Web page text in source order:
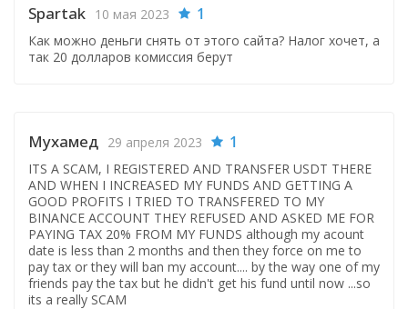
Spartak 10 мая 2023 1
Как можно деньги снять от этого сайта? Налог хочет, а
так 20 долларов комиссия берут
Мухамед 29 апреля 2023 1
ITS A SCAM, I REGISTERED AND TRANSFER USDT THERE
AND WHEN I INCREASED MY FUNDS AND GETTING A
GOOD PROFITS I TRIED TO TRANSFERED TO MY
BINANCE ACCOUNT THEY REFUSED AND ASKED ME FOR
PAYING TAX 20% FROM MY FUNDS although my acount
date is less than 2 months and then they force on me to
pay tax or they will ban my account.... by the way one of my
friends pay the tax but he didn't get his fund until now ...so
its a really SCAM